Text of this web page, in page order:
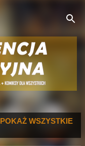
POKAŻ WSZYSTKIE